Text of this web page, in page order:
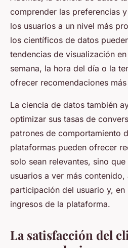
comprender las preferencias
los usuarios a un nivel más
los científicos de datos
tendencias de visualización
semana, la hora del día o la
ofrecer recomendaciones
La ciencia de datos también
optimizar sus tasas de
patrones de comportamiento
plataformas pueden ofrecer
solo sean relevantes, sino
usuarios a ver más contenido,
participación del usuario y,
ingresos de la plataforma.
La satisfacción del